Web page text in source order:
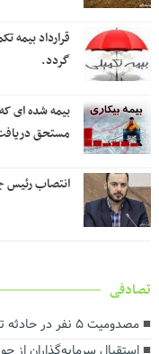
قرارداد بیمه
گردد.
بیمه شده ای
مستحق
انتصاب
تصادفی
مصدومیت ۵ نفر در حادثه تصادف محور بندرانزلی به رضوانشهر